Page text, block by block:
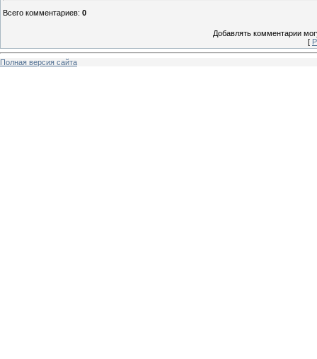
Всего комментариев: 0
Добавлять комментарии
[
Полная версия сайта